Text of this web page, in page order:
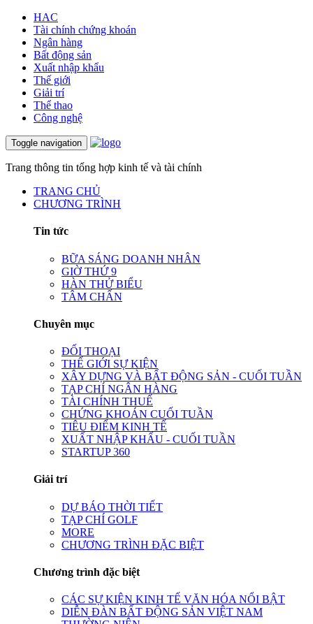
HAC
Tài chính chứng khoán
Ngân hàng
Bất động sản
Xuất nhập khẩu
Thế giới
Giải trí
Thể thao
Công nghệ
Toggle navigation
Trang thông tin tổng hợp kinh tế và tài chính
TRANG CHỦ
CHƯƠNG TRÌNH
Tin tức
BỮA SÁNG DOANH NHÂN
GIỜ THỨ 9
HÀN THỬ BIỂU
TÂM CHẤN
Chuyên mục
ĐỐI THOẠI
THẾ GIỚI SỰ KIỆN
XÂY DỰNG VÀ BẤT ĐỘNG SẢN - CUỐI TUẦN
TẠP CHÍ NGÂN HÀNG
TÀI CHÍNH THUẾ
CHỨNG KHOÁN CUỐI TUẦN
TIÊU ĐIỂM KINH TẾ
XUẤT NHẬP KHẨU - CUỐI TUẦN
STARTUP 360
Giải trí
DỰ BÁO THỜI TIẾT
TẠP CHÍ GOLF
MORE
CHƯƠNG TRÌNH ĐẶC BIỆT
Chương trình đặc biệt
CÁC SỰ KIỆN KINH TẾ VĂN HÓA NỔI BẬT
DIỄN ĐÀN BẤT ĐỘNG SẢN VIỆT NAM